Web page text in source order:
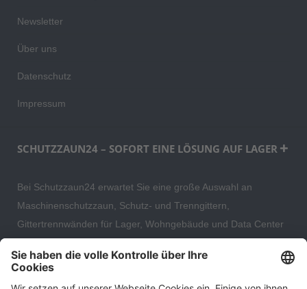
Newsletter
Über uns
Datenschutz
Impressum
SCHUTZZAUN24 – SOFORT EINE LÖSUNG AUF LAGER
Bei Schutzzaun24 erwartet Sie eine große Auswahl an
Maschinenschutzzaun, Schutz- und Trenngittern,
Gittertrennwänden für Lager, Wohngebäude und Data Center
hochwertige Gartenzäune und Zaunsysteme für die sichere